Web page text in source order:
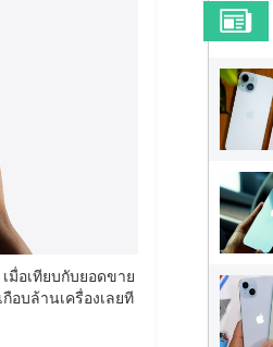
มื่อเทียบกับยอดขาย
อบล้านเครื่องเลยที